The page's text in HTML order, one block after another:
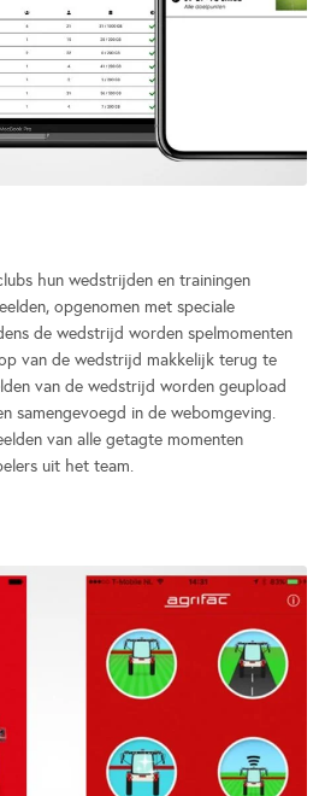
hun wedstrijden en trainingen
opgenomen met speciale
de wedstrijd worden spelmomenten
van de wedstrijd makkelijk terug te
van de wedstrijd worden geupload
samengevoegd in de webomgeving.
van alle getagte momenten
uit het team.